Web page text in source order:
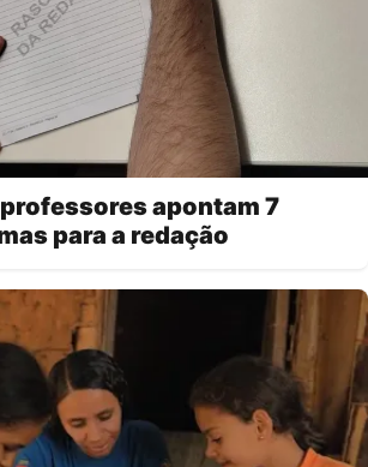
apontam 7
para a redação